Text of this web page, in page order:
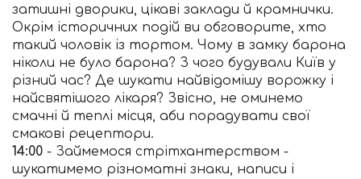
затишні дворики, цікаві заклади й крамнички.
Окрім історичних подій ви обговорите, хто
такий чоловік із тортом. Чому в замку барона
ніколи не було барона? З чого будували Київ у
різний час? Де шукати найвідомішу ворожку і
найсвятішого лікаря? Звісно, не оминемо
смачні й теплі місця, аби порадувати свої
смакові рецептори.
14:00 - Займемося стрітхантерством -
шукатимемо різноматні знаки, написи і